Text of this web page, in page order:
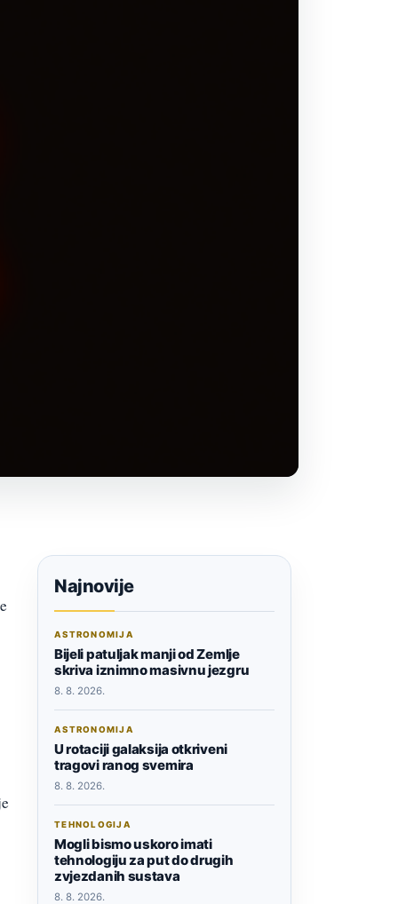
Najnovije
ASTRONOMIJA
Bijeli patuljak manji od Zemlje
skriva iznimno masivnu jezgru
8. 8. 2026.
ASTRONOMIJA
U rotaciji galaksija otkriveni
tragovi ranog svemira
8. 8. 2026.
TEHNOLOGIJA
Mogli bismo uskoro imati
tehnologiju za put do drugih
zvjezdanih sustava
8. 8. 2026.